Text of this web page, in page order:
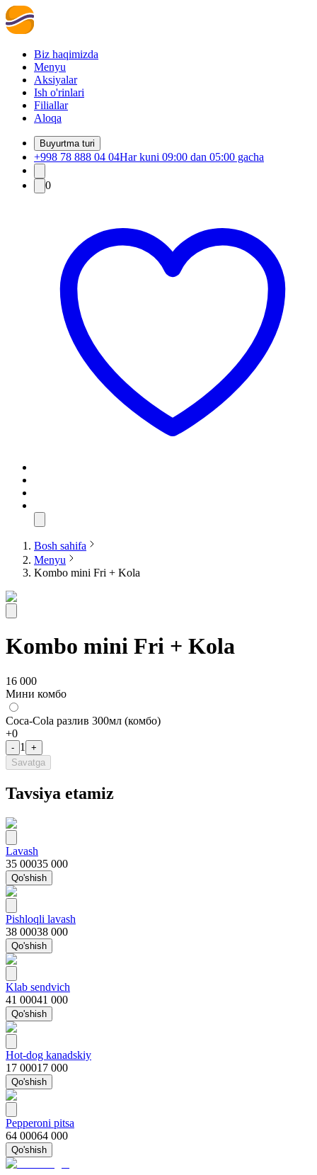
Biz haqimizda
Menyu
Aksiyalar
Ish o'rinlari
Filiallar
Aloqa
Buyurtma turi
+998 78 888 04 04Har kuni 09:00 dan 05:00 gacha
0
Bosh sahifa
Menyu
Kombo mini Fri + Kola
Kombo mini Fri + Kola
16 000
Мини комбо
Coca-Cola разлив 300мл (комбо)
+0
- 1
+
Savatga
Tavsiya etamiz
Lavash
35 00035 000
Qo'shish
Pishloqli lavash
38 00038 000
Qo'shish
Klab sendvich
41 00041 000
Qo'shish
Hot-dog kanadskiy
17 00017 000
Qo'shish
Pepperoni pitsa
64 00064 000
Qo'shish